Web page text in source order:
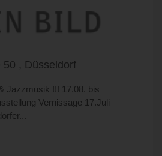
50 , Düsseldorf
Jazzmusik !!! 17.08. bis
Vernissage 17.Juli